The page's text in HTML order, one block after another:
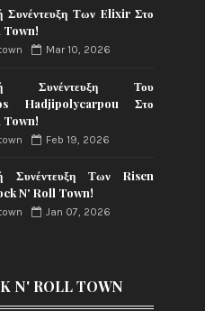
Συνέντευξη Των Elixir Στο
Town!
Mar 10, 2026
Συνέντευξη Του
Hadjipolycarpou Στο
Town!
Feb 19, 2026
Συνέντευξη Των Risen
N' Roll Town!
Jan 07, 2026
N' ROLL TOWN